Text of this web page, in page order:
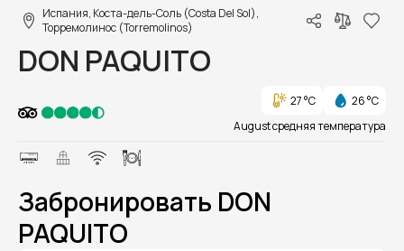
Испания, Коста-дель-Соль (Costa Del Sol),
Торремолинос (Torremolinos)
DON PAQUITO
27 °C
26 °C
August средняя температура
Забронировать DON
PAQUITO